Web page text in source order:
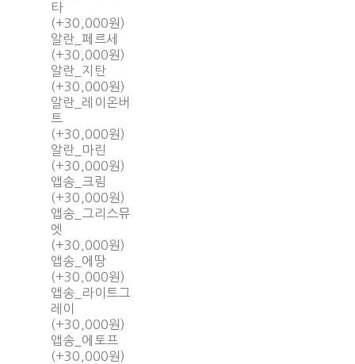
타
(+30,000원)
알란_페르세
(+30,000원)
알란_지탄
(+30,000원)
알란_레이온버
트
(+30,000원)
알란_마린
(+30,000원)
앱송_크림
(+30,000원)
앱송_그리스뮤
엣
(+30,000원)
앱송_에땅
(+30,000원)
앱송_라이트그
레이
(+30,000원)
앱송_에토프
(+30,000원)